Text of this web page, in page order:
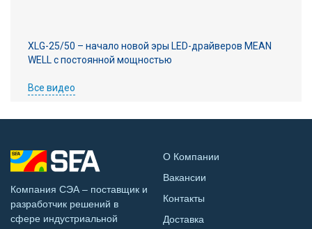
XLG-25/50 – начало новой эры LED-драйверов MEAN
WELL с постоянной мощностью
Все видео
Компания СЭА – поставщик и
разработчик решений в
сфере индустриальной
О Компании
Вакансии
Контакты
Доставка